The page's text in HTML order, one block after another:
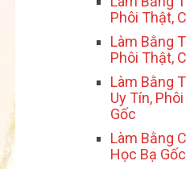
Phôi Thật,
Làm Bằng
Phôi Thật,
Làm Bằng
Uy Tín,
Gốc
Làm Bằng
Học Bạ Gốc